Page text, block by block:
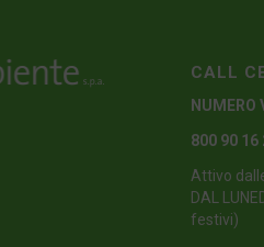
CALL
NUMERO
800 90 16
Attivo
DAL
festivi)